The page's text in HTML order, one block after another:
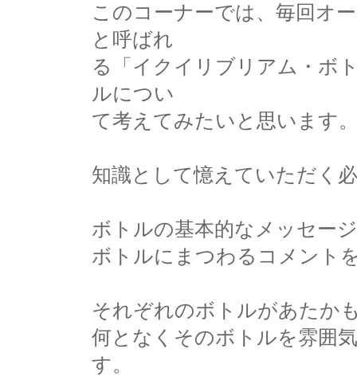
このコーナーでは、毎回オ
と呼ばれ
る「イクイリブリアム・ボ
ルについ
て考えてみたいと思います
知識として憶えていただく
ボトルの基本的なメッセー
ボトルにまつわるコメント
それぞれのボトルがあたか
何となくそのボトルを雰囲
す。